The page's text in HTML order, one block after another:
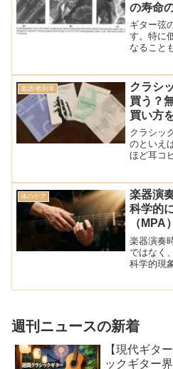
の寿命
ギター弦
す。特に
なること
そのコス
ら、ギタ
えたこと
事では30
楽譜/教則本
クラシ
買う？
買い方
クラシッ
のといえ
ほど耳コ
楽譜がな
せん。
うに買う
事では、
体のケア
楽器演
科学的
（
楽器演奏
ではなく
科学的現
くなるの
しく解
を網羅し
週刊ニュースの新着
【現代ギタ
ックギター